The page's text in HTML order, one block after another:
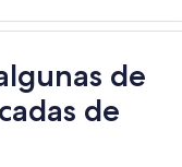
de
de